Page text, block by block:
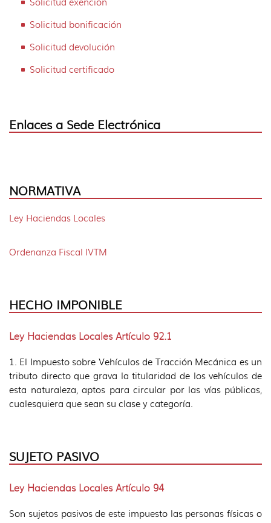
Solicitud bonificación
Solicitud devolución
Solicitud certificado
Enlaces a Sede Electrónica
NORMATIVA
Ley Haciendas Locales
Ordenanza Fiscal IVTM
HECHO IMPONIBLE
Ley Haciendas Locales Artículo 92.1
1. El Impuesto sobre Vehículos de Tracción Mecánica es un
tributo directo que grava la titularidad de los vehículos de
esta naturaleza, aptos para circular por las vías públicas,
cualesquiera que sean su clase y categoría.
SUJETO PASIVO
Ley Haciendas Locales Artículo 94
Son sujetos pasivos de este impuesto las personas físicas o